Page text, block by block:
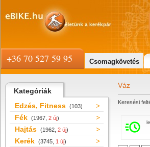
Kategóriák
Edzés, Fitness (103)
Fék (1967, 2 új)
Hajtás (1962, 2 új)
Kerék (3745, 1 új)
Váz
Keresési
+36 70 527 59 95 Csomagkövetés